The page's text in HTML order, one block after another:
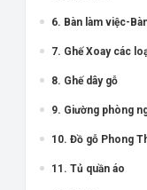
6. Bàn làm việc-
7. Ghế Xoay các
8. Ghế dây gỗ
9. Giường phòng
10. Đồ gỗ Phong
11. Tủ quần áo